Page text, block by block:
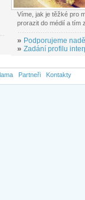
Víme, jak je těžké pro
prorazit do médií a tím
» Podporujeme
» Zadání profilu
Partneři Kontakty